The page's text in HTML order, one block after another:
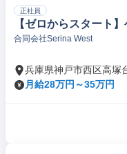
正社員
【ゼロからスタート
合同会社Serina West
兵庫県神戸市西区高塚
月給28万円～35万円